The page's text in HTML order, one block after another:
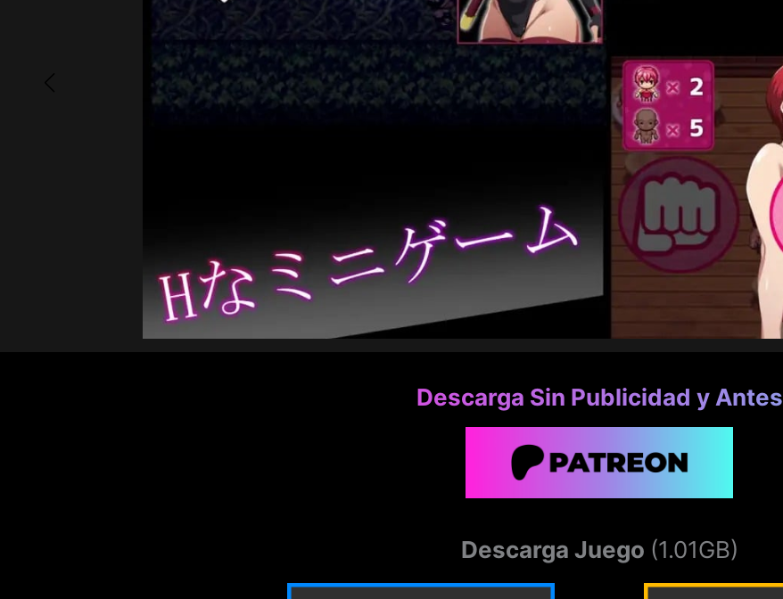
Descarga Sin Publicidad y Antes
Descarga Juego (1.01GB)